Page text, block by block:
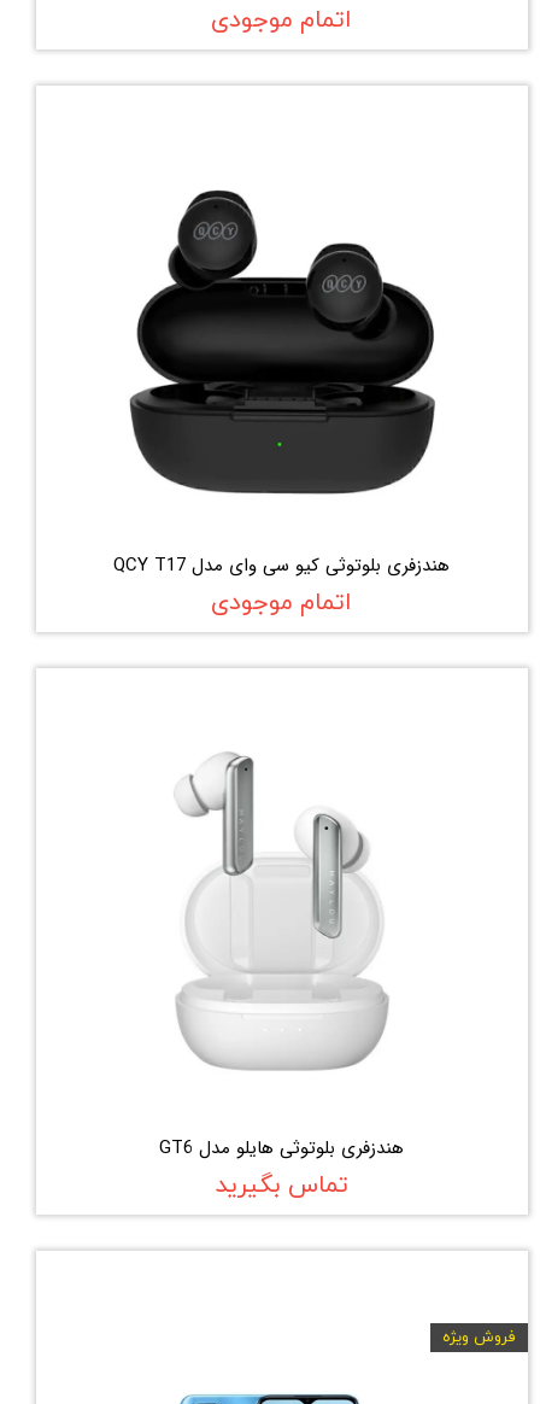
اتمام موجودی
هندزفری بلوتوثی کیو سی وای مدل QCY T17
اتمام موجودی
هندزفری بلوتوثی هایلو مدل GT6
تماس بگیرید
فروش ویژه